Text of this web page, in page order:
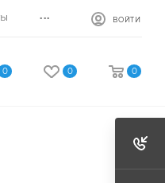
... ВОЙТИ
0 0 0